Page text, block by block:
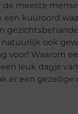
meeste
een kuuroord
natuurlijk ook
voor! Waarom
leuk dagje
er een gezellige